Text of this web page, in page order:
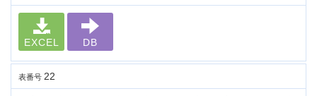
EXCEL DB
表番号 22